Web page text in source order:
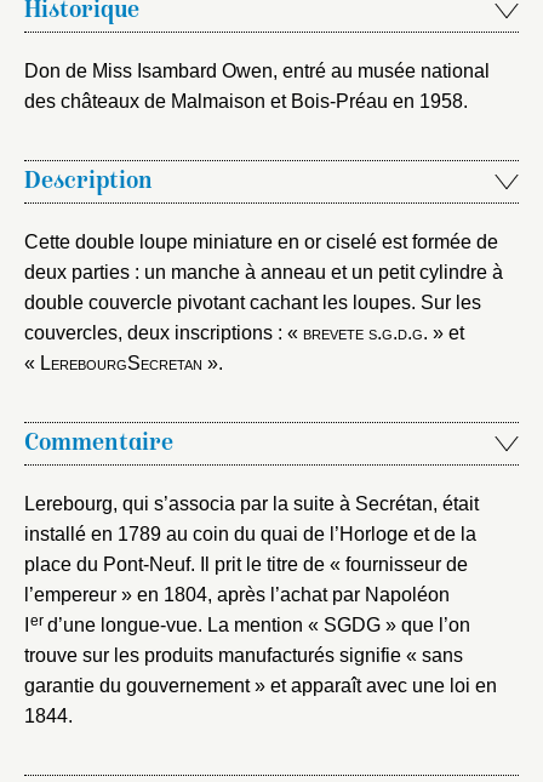
Historique
Don de Miss Isambard Owen, entré au musée national
des châteaux de Malmaison et Bois-Préau en 1958.
Description
Cette double loupe miniature en or ciselé est formée de
deux parties : un manche à anneau et un petit cylindre à
double couvercle pivotant cachant les loupes. Sur les
couvercles, deux inscriptions : « brevete s.g.d.g. » et
« LerebourgSecretan ».
Commentaire
Lerebourg, qui s’associa par la suite à Secrétan, était
installé en 1789 au coin du quai de l’Horloge et de la
place du Pont-Neuf. Il prit le titre de « fournisseur de
l’empereur » en 1804, après l’achat par Napoléon
erd’une longue-vue. La mention « SGDG » que l’on
trouve sur les produits manufacturés signifie « sans
garantie du gouvernement » et apparaît avec une loi en
1844.
Créer et ajouter
Vous n'êtes pas encore inscrit ?